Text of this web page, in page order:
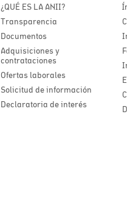
¿QUÉ ES LA ANII?
Transparencia
Documentos
Adquisiciones y
contrataciones
Ofertas laborales
Solicitud de información
Declaratoria de interés